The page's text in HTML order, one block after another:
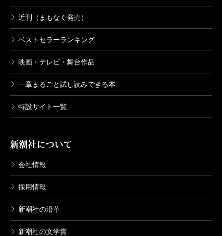
近刊（まもなく発売）
ベストセラーランキング
映画・テレビ・舞台作品
一章まるごと試し読みできる本
特設サイト一覧
新潮社について
会社情報
採用情報
新潮社の沿革
新潮社の文学賞